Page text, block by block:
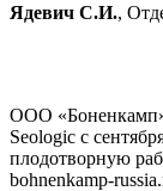
Ядевич С.И.,
ООО «Боненкамп»
Seologic с
плодотворную
bohnenkamp-